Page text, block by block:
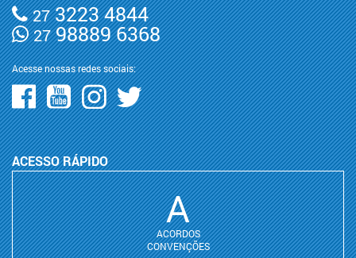
273223 4844
2798889 6368
Acesse nossas redes sociais:
ACESSO RÁPIDO
A
ACORDOS
CONVENÇÕES